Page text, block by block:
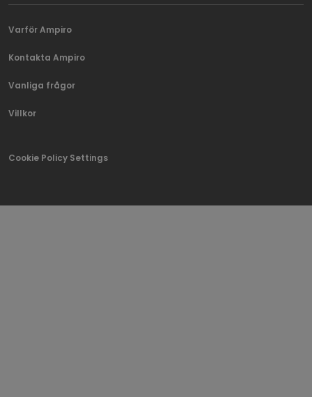
Varför Ampiro
Kontakta Ampiro
Vanliga frågor
Villkor
Cookie Policy Settings